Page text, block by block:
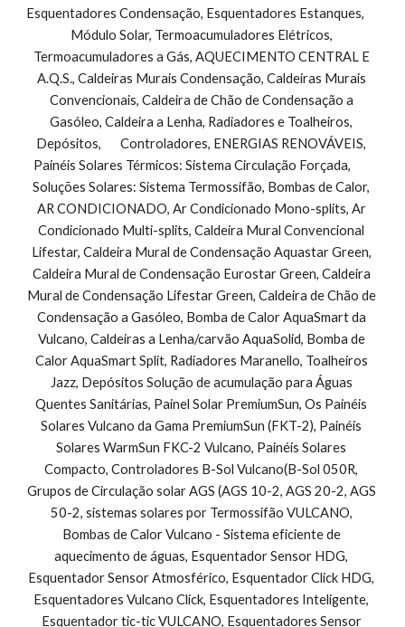
Esquentadores Condensação, Esquentadores Estanques,
Módulo Solar, Termoacumuladores Elétricos,
Termoacumuladores a Gás, AQUECIMENTO CENTRAL E
A.Q.S., Caldeiras Murais Condensação, Caldeiras Murais
Convencionais, Caldeira de Chão de Condensação a
Gasóleo, Caldeira a Lenha, Radiadores e Toalheiros,
Depósitos,       Controladores, ENERGIAS RENOVÁVEIS,
Painéis Solares Térmicos: Sistema Circulação Forçada,
Soluções Solares: Sistema Termossifão, Bombas de Calor,
AR CONDICIONADO, Ar Condicionado Mono-splits, Ar
Condicionado Multi-splits, Caldeira Mural Convencional
Lifestar, Caldeira Mural de Condensação Aquastar Green,
Caldeira Mural de Condensação Eurostar Green, Caldeira
Mural de Condensação Lifestar Green, Caldeira de Chão de
Condensação a Gasóleo, Bomba de Calor AquaSmart da
Vulcano, Caldeiras a Lenha/carvão AquaSolid, Bomba de
Calor AquaSmart Split, Radiadores Maranello, Toalheiros
Jazz, Depósitos Solução de acumulação para Águas
Quentes Sanitárias, Painel Solar PremiumSun, Os Painéis
Solares Vulcano da Gama PremiumSun (FKT-2), Painéis
Solares WarmSun FKC-2 Vulcano, Painéis Solares
Compacto, Controladores B-Sol Vulcano(B-Sol 050R,
Grupos de Circulação solar AGS (AGS 10-2, AGS 20-2, AGS
50-2, sistemas solares por Termossifão VULCANO,
Bombas de Calor Vulcano - Sistema eficiente de
aquecimento de águas, Esquentador Sensor HDG,
Esquentador Sensor Atmosférico, Esquentador Click HDG,
Esquentadores Vulcano Click, Esquentadores Inteligente,
Esquentador tic-tic VULCANO, Esquentadores Sensor